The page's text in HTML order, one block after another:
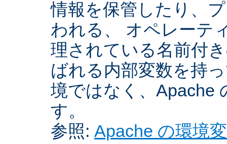
情報を保管したり、
われる、 オペレーテ
理されている名前付
ばれる内部変数を持
境ではなく、Apache
す。
参照: Apache の環境